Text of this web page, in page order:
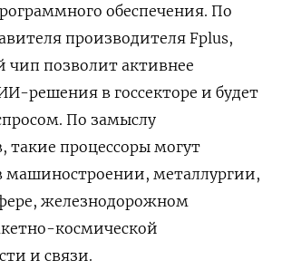
обеспечения. По
производителя Fplus,
чип позволит активнее
решения в госсекторе и будет
По замыслу
такие процессоры могут
машиностроении, металлургии,
железнодорожном
космической
и связи.